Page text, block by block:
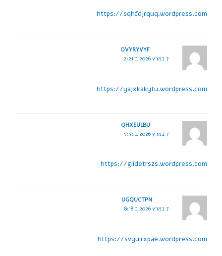
https://sqhfdjrquq.wordpress.com
OVYRYVYF
7 במרץ 2026 ב 2:21
https://yajxkakytu.wordpress.com
QHXEULBU
7 במרץ 2026 ב 5:53
https://giidetrszs.wordpress.com
UGQUCTPN
7 במרץ 2026 ב 8:18
https://svyuirxpae.wordpress.com